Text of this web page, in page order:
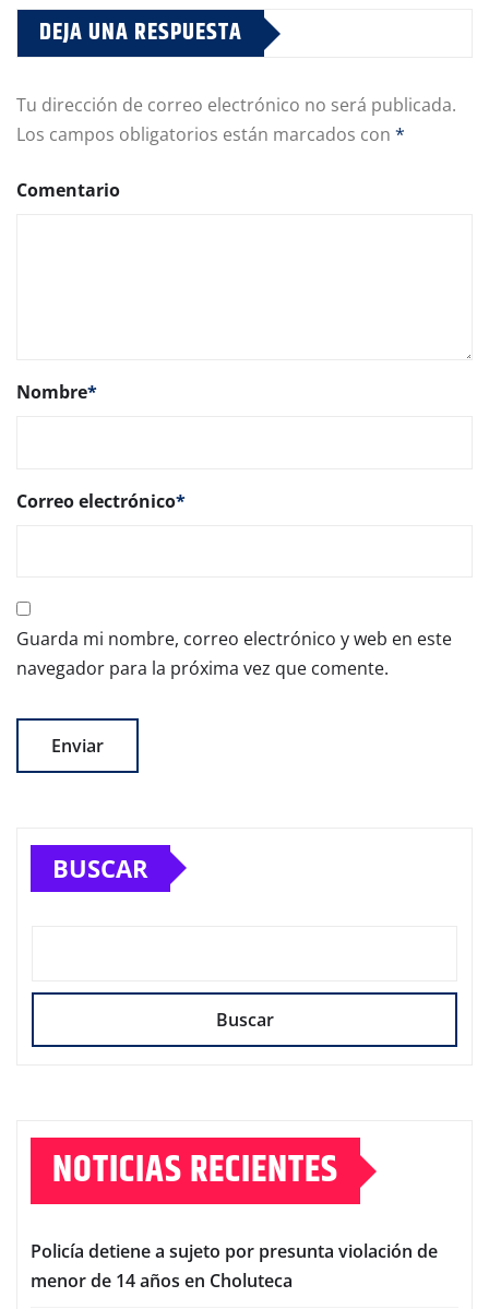
DEJA UNA RESPUESTA
Tu dirección de correo electrónico no será publicada.
Los campos obligatorios están marcados con *
Comentario
Nombre*
Correo electrónico*
Guarda mi nombre, correo electrónico y web en este
navegador para la próxima vez que comente.
BUSCAR
Buscar
NOTICIAS RECIENTES
Policía detiene a sujeto por presunta violación de
menor de 14 años en Choluteca